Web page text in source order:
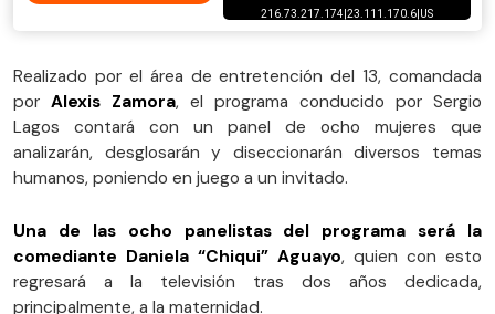
Realizado por el área de entretención del 13, comandada
por Alexis Zamora, el programa conducido por Sergio
Lagos contará con un panel de ocho mujeres que
analizarán, desglosarán y diseccionarán diversos temas
humanos, poniendo en juego a un invitado.
Una de las ocho panelistas del programa será la
comediante Daniela “Chiqui” Aguayo, quien con esto
regresará a la televisión tras dos años dedicada,
principalmente, a la maternidad.